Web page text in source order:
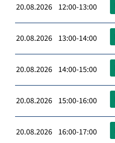
20.08.2026 12:00-13:00
20.08.2026 13:00-14:00
20.08.2026 14:00-15:00
20.08.2026 15:00-16:00
20.08.2026 16:00-17:00